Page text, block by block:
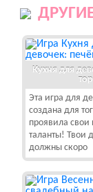
Кухня для
Эта игра для
создана для
проявила свои
таланты! Твои
должны скоро